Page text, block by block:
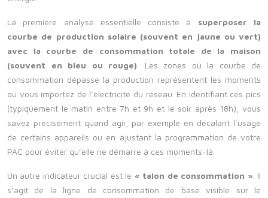
La première analyse essentielle consiste à superposer la
courbe de production solaire (souvent en jaune ou vert)
avec la courbe de consommation totale de la maison
(souvent en bleu ou rouge) . Les zones où la courbe de
consommation dépasse la production représentent les moments
où vous importez de l’électricité du réseau. En identifiant ces pics
(typiquement le matin entre 7h et 9h et le soir après 18h), vous
savez précisément quand agir, par exemple en décalant l’usage
de certains appareils ou en ajustant la programmation de votre
PAC pour éviter qu’elle ne démarre à ces moments-là.
Un autre indicateur crucial est le « talon de consommation » . Il
s’agit de la ligne de consommation de base visible sur le